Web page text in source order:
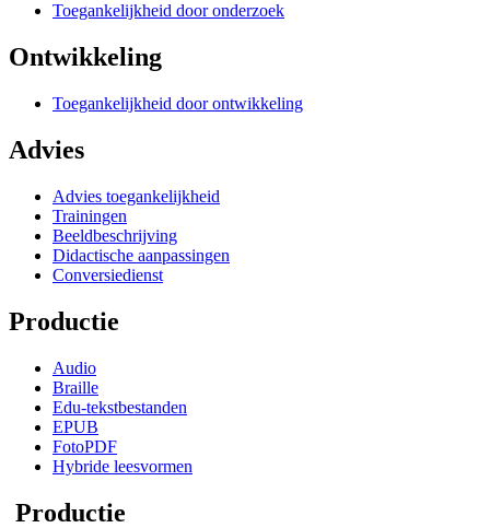
Toegankelijkheid door onderzoek
Ontwikkeling
Toegankelijkheid door ontwikkeling
Advies
Advies toegankelijkheid
Trainingen
Beeldbeschrijving
Didactische aanpassingen
Conversiedienst
Productie
Audio
Braille
Edu-tekstbestanden
EPUB
FotoPDF
Hybride leesvormen
Productie